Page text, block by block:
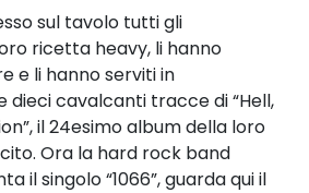
sul tavolo tutti gli
ricetta heavy, li hanno
e li hanno serviti in
dieci cavalcanti tracce di “Hell,
il 24esimo album della loro
Ora la hard rock band
il singolo “1066”, guarda qui il